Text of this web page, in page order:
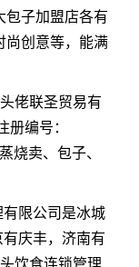
包子加盟店各有
尚创意等，能满
佬联圣贸易有
册编号：
烧卖、包子、
限公司是冰城
庆丰，济南有
饮食连锁管理